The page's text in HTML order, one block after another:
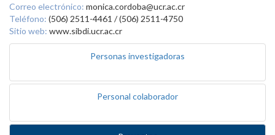
Correo electrónico: monica.cordoba@ucr.ac.cr
Teléfono: (506) 2511-4461 / (506) 2511-4750
Sitio web: www.sibdi.ucr.ac.cr
Personas investigadoras
Personal colaborador